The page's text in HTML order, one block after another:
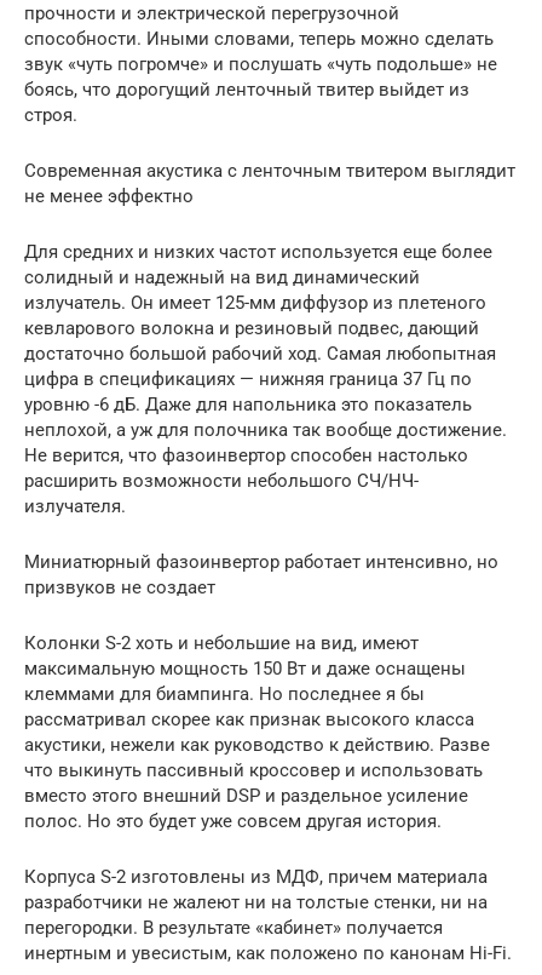
прочности и электрической перегрузочной
способности. Иными словами, теперь можно сделать
звук «чуть погромче» и послушать «чуть подольше» не
боясь, что дорогущий ленточный твитер выйдет из
строя.
Современная акустика с ленточным твитером выглядит
не менее эффектно
Для средних и низких частот используется еще более
солидный и надежный на вид динамический
излучатель. Он имеет 125-мм диффузор из плетеного
кевларового волокна и резиновый подвес, дающий
достаточно большой рабочий ход. Самая любопытная
цифра в спецификациях — нижняя граница 37 Гц по
уровню -6 дБ. Даже для напольника это показатель
неплохой, а уж для полочника так вообще достижение.
Не верится, что фазоинвертор способен настолько
расширить возможности небольшого CЧ/НЧ-
излучателя.
Миниатюрный фазоинвертор работает интенсивно, но
призвуков не создает
Колонки S-2 хоть и небольшие на вид, имеют
максимальную мощность 150 Вт и даже оснащены
клеммами для биампинга. Но последнее я бы
рассматривал скорее как признак высокого класса
акустики, нежели как руководство к действию. Разве
что выкинуть пассивный кроссовер и использовать
вместо этого внешний DSP и раздельное усиление
полос. Но это будет уже совсем другая история.
Корпуса S-2 изготовлены из МДФ, причем материала
разработчики не жалеют ни на толстые стенки, ни на
перегородки. В результате «кабинет» получается
инертным и увесистым, как положено по канонам Hi-Fi.